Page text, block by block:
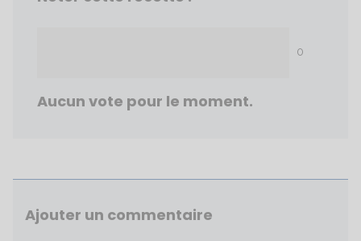
0
Aucun vote pour le moment.
Ajouter un commentaire